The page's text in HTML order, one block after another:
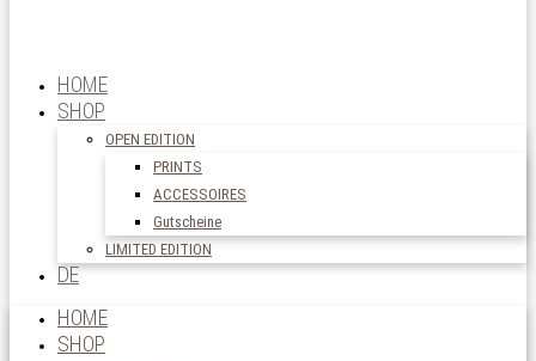
HOME
SHOP
OPEN EDITION
PRINTS
ACCESSOIRES
Gutscheine
LIMITED EDITION
DE
HOME
SHOP